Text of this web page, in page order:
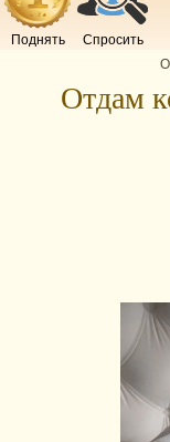
Поднять Спросить
Отдам